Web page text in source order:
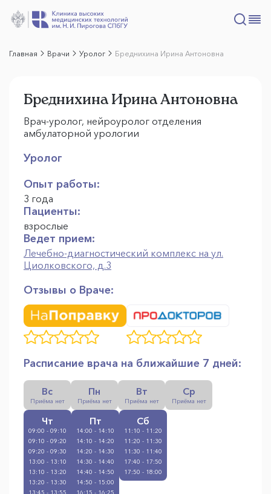
Главная Врачи Уролог Бреднихина Ирина Антоновна
Бреднихина Ирина Антоновна
Врач-уролог, нейроуролог отделения
амбулаторной урологии
Уролог
Опыт работы:
3 года
Пациенты:
взрослые
Ведет прием:
Лечебно-диагностический комплекс на ул.
Циолковского, д.3
Отзывы о Враче:
Расписание врача на ближайшие 7 дней:
Вс
Приёма нет
Пн
Приёма нет
Вт
Приёма нет
Ср
Приёма нет
Чт
09:00 - 09:10
09:10 - 09:20
09:20 - 09:30
13:00 - 13:10
13:10 - 13:20
13:20 - 13:30
Пт
14:00 - 14:10
14:10 - 14:20
14:20 - 14:30
14:30 - 14:40
14:40 - 14:50
14:50 - 15:00
Сб
11:10 - 11:20
11:20 - 11:30
11:30 - 11:40
17:40 - 17:50
17:50 - 18:00